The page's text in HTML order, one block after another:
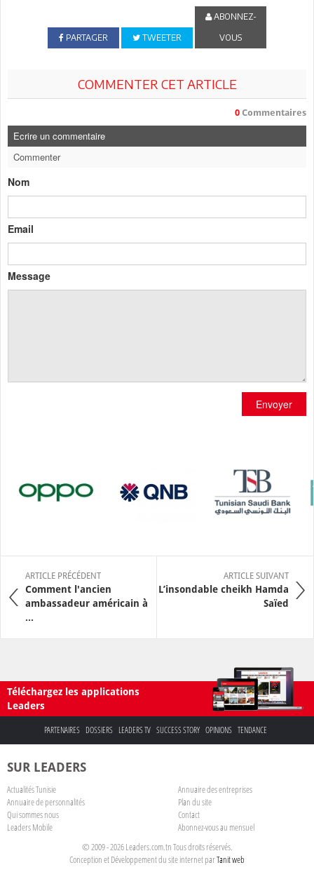
PARTAGER TWEETER
ABONNEZ-
VOUS
COMMENTER CET ARTICLE
0 Commentaires
Ecrire un commentaire
Commenter
Nom
Email
Message
Envoyer
ARTICLE PRÉCÉDENT
Comment l'ancien
ambassadeur américain à
...
ARTICLE SUIVANT
L’insondable cheikh Hamda
Saïed
Téléchargez les applications
Leaders
PARTENAIRES DOSSIERS LEADERS TV SUCCESS STORY OPINIONS TENDANCE
SUR LEADERS
Actualités Tunisie
Annuaire des entreprises
Annuaire de personnalités
Plan du site
Qui sommes nous
Contact
Leaders Mobile
Abonnez-vous au mensuel
© 2009 - 2026 Leaders.com.tn Tous droits réservés.
Conception et Développement du site internet parTanit web